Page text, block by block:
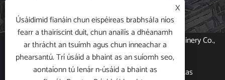

Cóipcheart © 2024 Hubei Xin Aneng Conveying Machinery Co.,
Ltd. Gach ceart ar cosaint.
Links | Sitemap | RSS | XML Beartas
X
Úsáidimid fianáin chun eispéireas brabhsála níos
fearr a thairiscint duit, chun anailís a dhéanamh
ar thrácht an tsuímh agus chun inneachar a
phearsantú. Trí úsáid a bhaint as an suíomh seo,
aontaíonn tú lenár n-úsáid a bhaint as